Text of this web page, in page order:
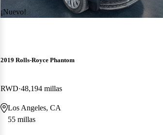
¡Nuevo!
2019 Rolls-Royce Phantom
RWD 48,194 millas
Los Angeles, CA
55 millas